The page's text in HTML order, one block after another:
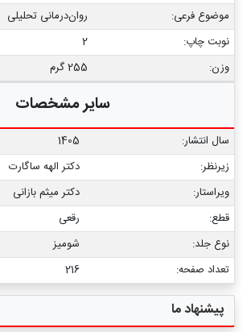
موضوع فرعی:
روان‏‌درمانی تحلیلی
نوبت چاپ:
2
وزن:
255 گرم
سایر مشخصات
سال انتشار:
1405
زیرنظر:
دکتر الهه ساگارت
ویراستار:
دکتر میثم بازانی
قطع:
رقعی
نوع جلد:
شومیز
تعداد صفحه:
216
پیشنهاد ما